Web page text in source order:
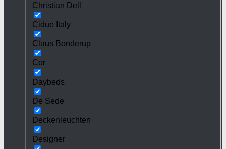
Christian Dell
Cidue Italy
Claus Bonderup
Cor
Daybeds
De Sede
Deckenleuchten
Designer